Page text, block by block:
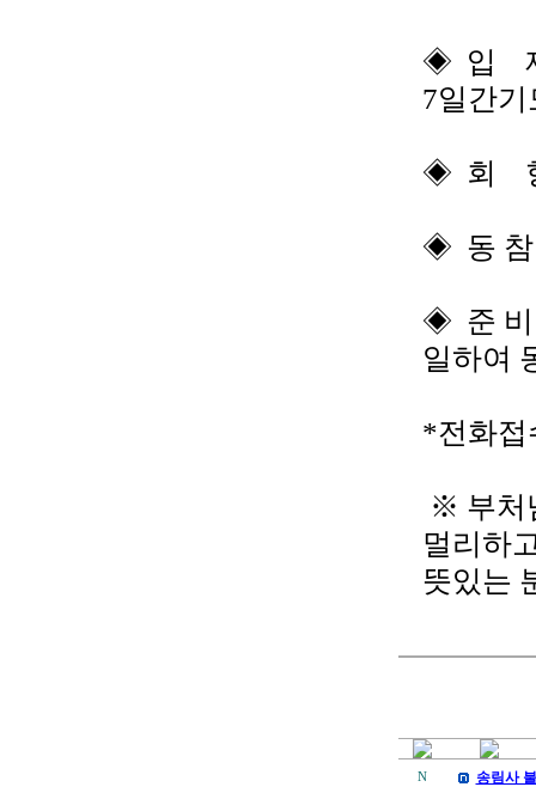
◈ 입 재
7일간기
◈ 회 향
◈ 동 참
◈ 준 비
일하여
*전화접
※ 부처
멀리하
뜻있는
N 송림사